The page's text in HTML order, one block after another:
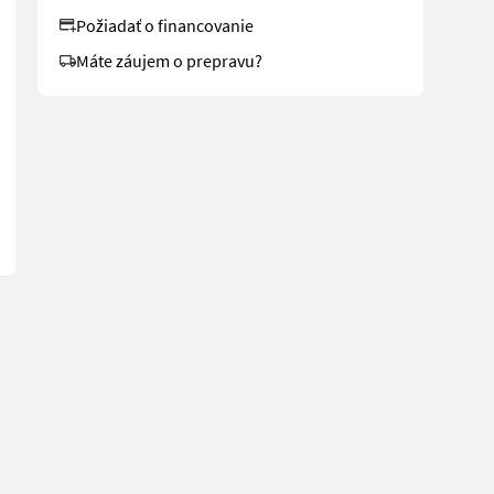
Bremse auf beiden Achsen - Untenanhängung
Požiadať o financovanie
Máte záujem o prepravu?